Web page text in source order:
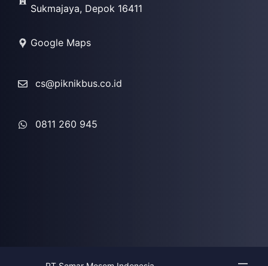
Sukmajaya, Depok 16411
Google Maps
cs@piknikbus.co.id
0811 260 945